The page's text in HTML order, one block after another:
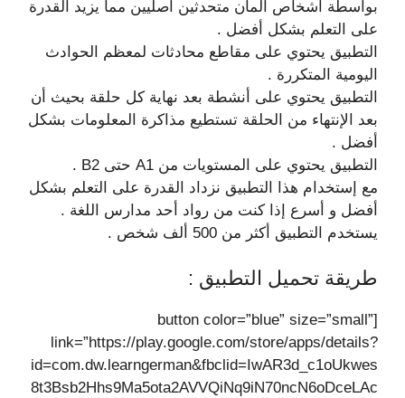
بواسطة أشخاص ألمان متحدثين أصليين مما يزيد القدرة
على التعلم بشكل أفضل .
التطبيق يحتوي على مقاطع محادثات لمعظم الحوادث
اليومية المتكررة .
التطبيق يحتوي على أنشطة بعد نهاية كل حلقة بحيث أن
بعد الإنتهاء من الحلقة تستطيع مذاكرة المعلومات بشكل
أفضل .
التطبيق يحتوي على المستويات من A1 حتى B2 .
مع إستخدام هذا التطبيق نزداد القدرة على التعلم بشكل
أفضل و أسرع إذا كنت من رواد أحد مدارس اللغة .
يستخدم التطبيق أكثر من 500 ألف شخص .
طريقة تحميل التطبيق :
[button color=”blue” size=”small”
link=”https://play.google.com/store/apps/details?
id=com.dw.learngerman&fbclid=IwAR3d_c1oUkwes
8t3Bsb2Hhs9Ma5ota2AVVQiNq9iN70ncN6oDceLAc